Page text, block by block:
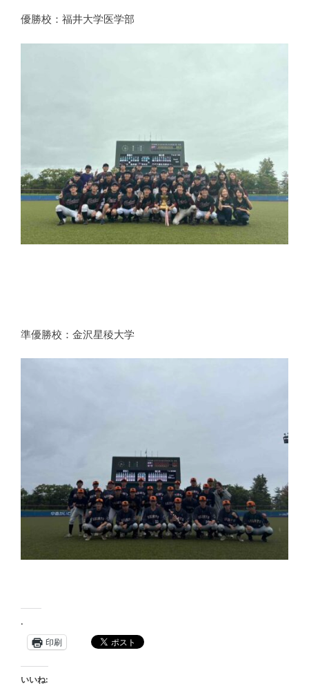
優勝校：福井大学医学部
準優勝校：金沢星稜大学
.
印刷
いいね: